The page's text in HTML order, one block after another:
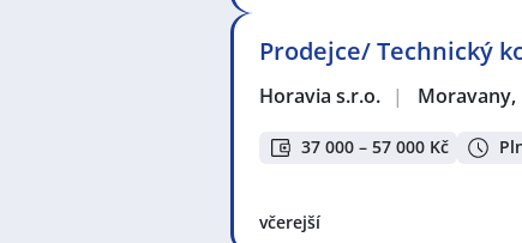
Prodejce/ Technický
Horavia s.r.o. |
37 000 – 57 000 Kč
včerejší